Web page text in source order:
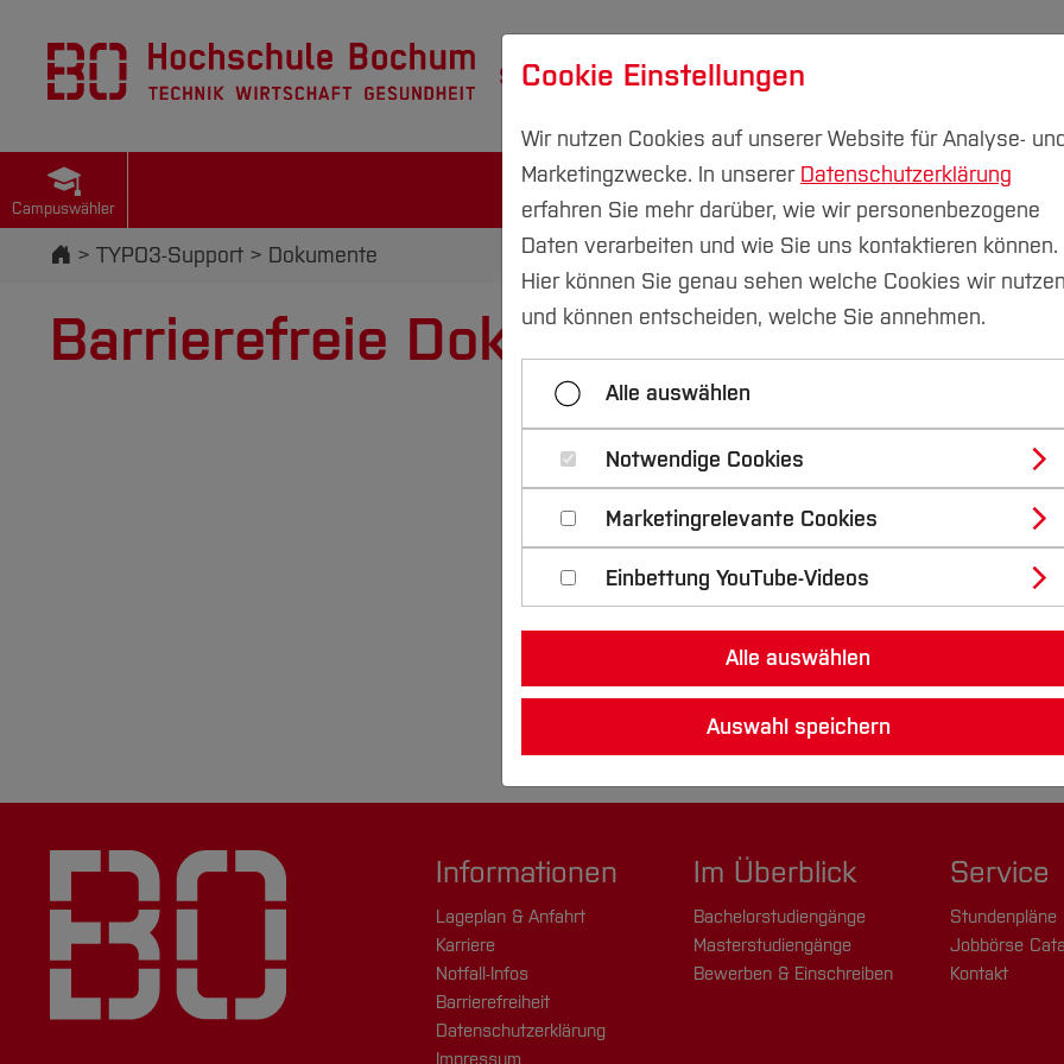
Studium Forschung & Transfer
Campuswähler
Startseite
TYPO3-Support Dokumente
Barrierefreie Dokumente
Informationen
Lageplan & Anfahrt
Karriere
Notfall-Infos
Barrierefreiheit
Datenschutzerklärung
Impressum
Im Überblick
Bachelorstudiengänge
Masterstudiengänge
Bewerben & Einschreiben
Service
Stundenpläne
Jobbörse
Kontakt
Cookie Einstellungen
Wir nutzen Cookies auf unserer Website für Analyse-
Marketingzwecke. In unserer Datenschutzerklärung
erfahren Sie mehr darüber, wie wir personenbezogene
Daten verarbeiten und wie Sie uns kontaktieren können.
Hier können Sie genau sehen welche Cookies wir
und können entscheiden, welche Sie annehmen.
Alle auswählen
Notwendige Cookies
Marketingrelevante Cookies
Einbettung YouTube-Videos
Alle auswählen
Auswahl speichern